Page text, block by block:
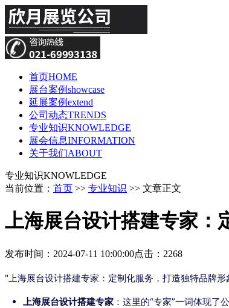
首页HOME
展台案例showcase
延展案例extend
公司动态TRENDS
专业知识KNOWLEDGE
展会信息INFORMATION
关于我们ABOUT
专业知识KNOWLEDGE
当前位置： 首页 >> 专业知识 >> 文章正文
上海展台设计搭建专家：
发布时间：2024-07-11 10:00:00点击：2268
"上海展台设计搭建专家：定制化服务，打造独特品牌
上海展台设计搭建专家 ：这里的“专家”一词体现